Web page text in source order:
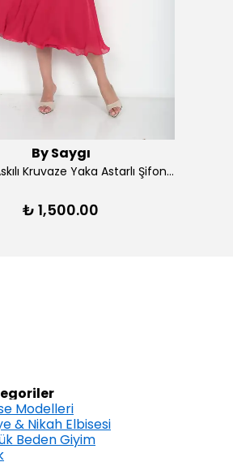
By Saygı
Kadın İp Askılı Kruvaze Yaka Astarlı Şifon Kloş Midi Elbise - Kırmızı
₺ 1,500.00
Modelleri
& Nikah Elbisesi
Beden Giyim